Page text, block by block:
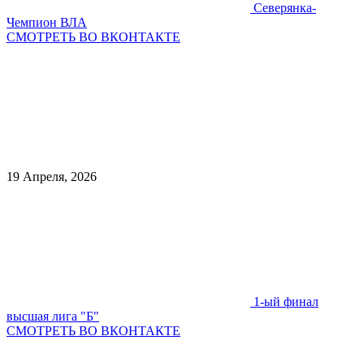
Северянка-
Чемпион ВЛА
СМОТРЕТЬ ВО ВКОНТАКТЕ
19 Апреля, 2026
1-ый финал
высшая лига "Б"
СМОТРЕТЬ ВО ВКОНТАКТЕ